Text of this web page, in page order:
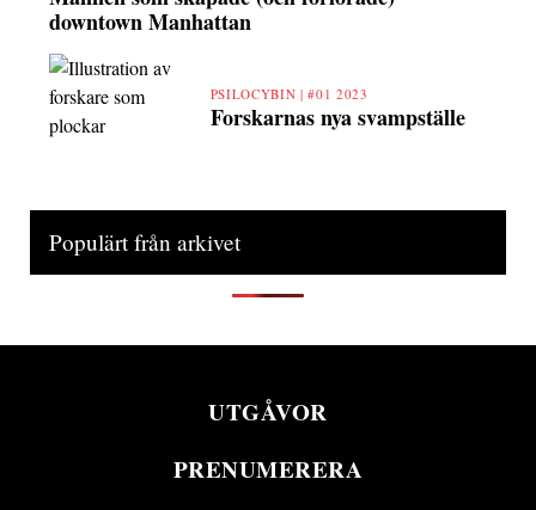
downtown Manhattan
PSILOCYBIN |#01 2023
Forskarnas nya svampställe
Populärt från arkivet
UTGÅVOR
PRENUMERERA